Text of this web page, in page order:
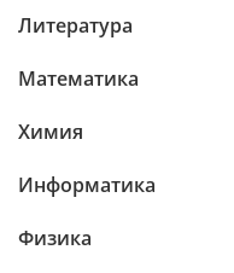
Литература
Математика
Химия
Информатика
Физика